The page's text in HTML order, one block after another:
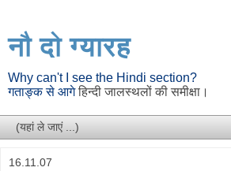
नौ दो ग्यारह
Why can't I see the Hindi section?
गताङ्क से आगेहिन्दी जालस्थलों की समीक्षा।
16.11.07